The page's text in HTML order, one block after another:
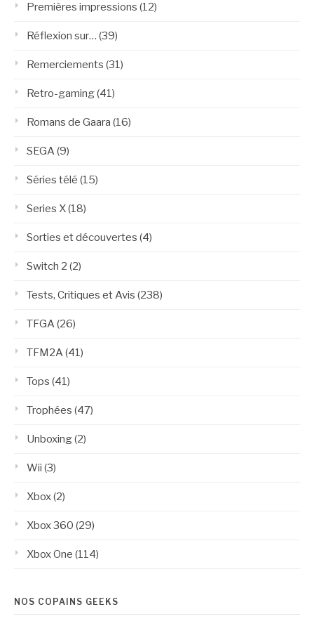
Premières impressions (12)
Réflexion sur… (39)
Remerciements (31)
Retro-gaming(41)
Romans de Gaara (16)
SEGA(9)
Séries télé (15)
Series X(18)
Sorties et découvertes (4)
Switch 2 (2)
Tests, Critiques et Avis (238)
TFGA(26)
TFM2A(41)
Tops (41)
Trophées (47)
Unboxing(2)
Wii (3)
Xbox(2)
Xbox 360 (29)
Xbox One (114)
NOS COPAINS GEEKS